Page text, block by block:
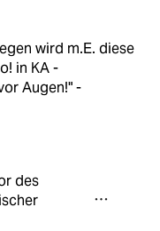
wird m.E. diese
in KA -
Augen!" -
des